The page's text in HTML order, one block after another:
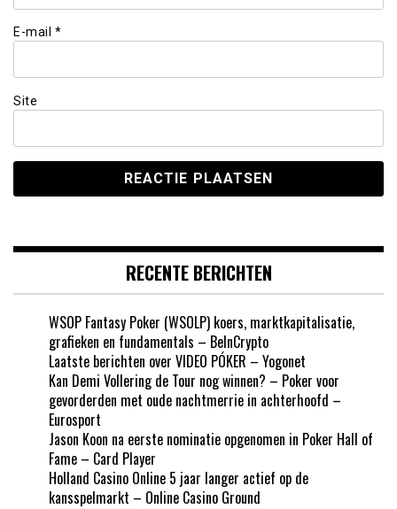
E-mail *
Site
RECENTE BERICHTEN
WSOP Fantasy Poker (WSOLP) koers, marktkapitalisatie,
grafieken en fundamentals – BeInCrypto
Laatste berichten over VIDEO PÓKER – Yogonet
Kan Demi Vollering de Tour nog winnen? – Poker voor
gevorderden met oude nachtmerrie in achterhoofd –
Eurosport
Jason Koon na eerste nominatie opgenomen in Poker Hall of
Fame – Card Player
Holland Casino Online 5 jaar langer actief op de
kansspelmarkt – Online Casino Ground